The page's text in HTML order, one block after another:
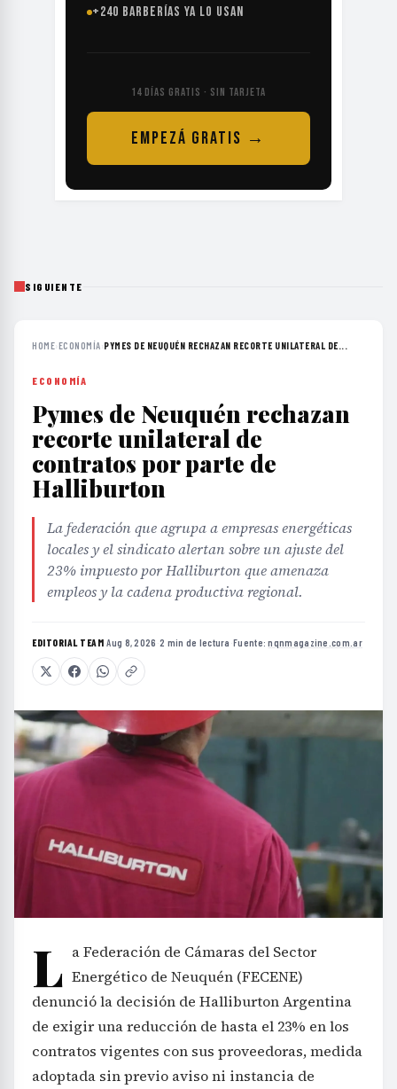
+240 BARBERÍAS YA LO USAN
14 DÍAS GRATIS · SIN TARJETA
EMPEZÁ GRATIS →
SIGUIENTE
HOME›ECONOMÍA›PYMES DE NEUQUÉN RECHAZAN RECORTE UNILATERAL DE...
ECONOMÍA
Pymes de Neuquén rechazan
recorte unilateral de
contratos por parte de
Halliburton
La federación que agrupa a empresas energéticas
locales y el sindicato alertan sobre un ajuste del
23% impuesto por Halliburton que amenaza
empleos y la cadena productiva regional.
EDITORIAL TEAM·Aug 8, 2026 ·2 min de lectura ·Fuente:nqnmagazine.com.ar
L a Federación de Cámaras del Sector
Energético de Neuquén (FECENE)
denunció la decisión de Halliburton Argentina
de exigir una reducción de hasta el 23% en los
contratos vigentes con sus proveedoras, medida
adoptada sin previo aviso ni instancia de